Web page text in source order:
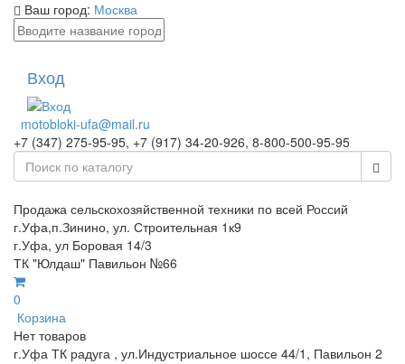
Ваш город: Москва
Вход
motobloki-ufa@mail.ru
+7 (347) 275-95-95, +7 (917) 34-20-926, 8-800-500-95-95
Продажа сельскохозяйственной техники по всей Россий
г.Уфа,п.Зинино, ул. Строительная 1к9
г.Уфа, ул Боровая 14/3
ТК "Юлдаш" Павильон №66
0
Корзина
Нет товаров
г.Уфа ТК радуга , ул.Индустриальное шоссе 44/1, Павильон 2